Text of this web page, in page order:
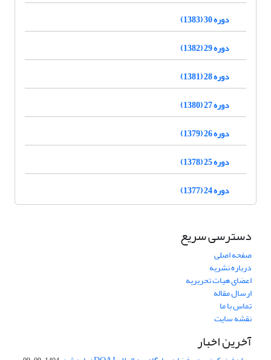
دوره 30 (1383)
دوره 29 (1382)
دوره 28 (1381)
دوره 27 (1380)
دوره 26 (1379)
دوره 25 (1378)
دوره 24 (1377)
دسترسی سریع
صفحه اصلی
درباره نشریه
اعضای هیات تحریریه
ارسال مقاله
تماس با ما
نقشه سایت
آخرین اخبار